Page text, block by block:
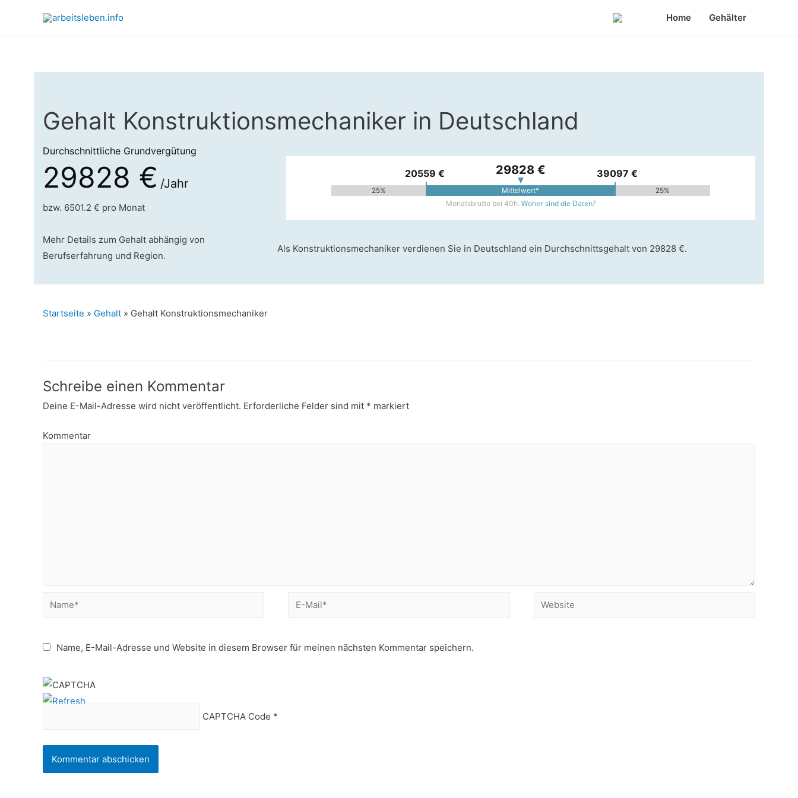
Home Gehälter
Gehalt Konstruktionsmechaniker in Deutschland
Durchschnittliche Grundvergütung
29828 € /Jahr
bzw. 6501.2 € pro Monat
Mehr Details zum Gehalt abhängig von
Berufserfahrung und Region.
20559 € 29828 € 39097 €
25% Mittelwert*
25%
Monatsbrutto bei 40h. Woher sind die Daten?
Als Konstruktionsmechaniker verdienen Sie in Deutschland ein Durchschnittsgehalt von 29828 €.
Startseite » Gehalt » Gehalt Konstruktionsmechaniker
Schreibe einen Kommentar
Deine E-Mail-Adresse wird nicht veröffentlicht. Erforderliche Felder sind mit * markiert
Kommentar
Name*
E-
Website
Name, E-Mail-Adresse und Website in diesem Browser für meinen nächsten Kommentar speichern.
CAPTCHA Code *